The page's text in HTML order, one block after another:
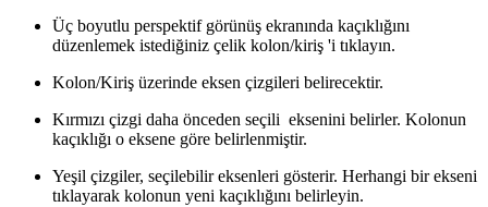
Üç boyutlu perspektif görünüş ekranında kaçıklığını
düzenlemek istediğiniz çelik kolon/kiriş 'i tıklayın.
Kolon/Kiriş üzerinde eksen çizgileri belirecektir.
Kırmızı çizgi daha önceden seçili eksenini belirler. Kolonun
kaçıklığı o eksene göre belirlenmiştir.
Yeşil çizgiler, seçilebilir eksenleri gösterir. Herhangi bir ekseni
tıklayarak kolonun yeni kaçıklığını belirleyin.